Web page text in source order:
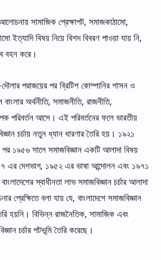
সামাজিক প্রেক্ষাপট, সমাজকাঠামাে,
ইত্যাদি বিষয় নিয়ে বিশদ বিবরণ পাওয়া যায় নি,
বহন করে।
পরাজয়ের পর ব্রিটিশ কোম্পানির শাসন ও
অর্থনীতি, সমাজনীতি, রাজনীতি,
পরিবর্তন আসে। এই পরিবর্তনের ফলে ভারতীয়
চর্চায় নতুন ধ্যান ধারণার তৈরি হয়। ১৯২১
পর ১৯৫৬ সালে সমাজবিজ্ঞান একটি আলাদা বিষয়
এর দেশভাগ, ১৯৫২ এর ভাষা আন্দোলন এবং ১৯৭১
স্বাধীনতা লাভ সমাজবিজ্ঞান চর্চার আলাদা
প্রেক্ষিতে বলা যায় যে, বাংলাদেশে সমাজবিজ্ঞান
হয়নি। বিভিন্ন রাজনৈতিক, সামাজিক এবং
চর্চার পটভূমি তৈরি করেছে।